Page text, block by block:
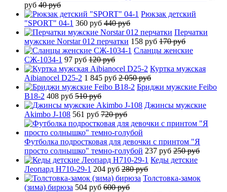
руб 40 руб
Рюкзак детский
"SPORT" 04-1 360 руб 440 руб
Перчатки
мужские Norstar 012 перчатки 158 руб 170 руб
Сланцы женские
СЖ-1034-1 97 руб 120 руб
Куртка мужская
Aibianocel D25-2 1 845 руб 2 050 руб
Бриджи мужские Feibo
B18-2 408 руб 510 руб
Джинсы мужские
Akimbo J-108 561 руб 720 руб
Футболка подростковая для девочки с принтом "Я
просто солнышко" темно-голубой 237 руб 250 руб
Кеды детские
Леопард H710-29-1 204 руб 280 руб
Толстовка-замок
(зима) бирюза 504 руб 600 руб